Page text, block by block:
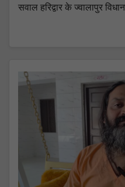
सवाल हरिद्वार के ज्वालापुर